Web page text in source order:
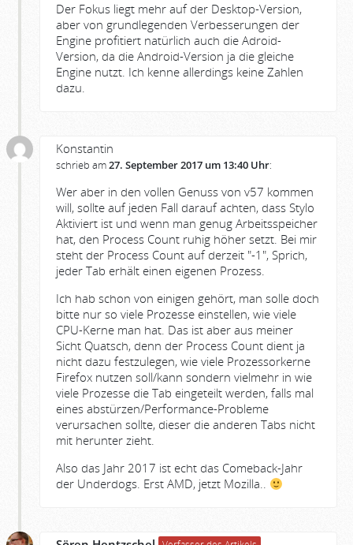
Der Fokus liegt mehr auf der Desktop-Version,
aber von grundlegenden Verbesserungen der
Engine profitiert natürlich auch die Adroid-
Version, da die Android-Version ja die gleiche
Engine nutzt. Ich kenne allerdings keine Zahlen
dazu.
Konstantin
schrieb am27. September 2017 um 13:40 Uhr:
Wer aber in den vollen Genuss von v57 kommen
will, sollte auf jeden Fall darauf achten, dass Stylo
Aktiviert ist und wenn man genug Arbeitsspeicher
hat, den Process Count ruhig höher setzt. Bei mir
steht der Process Count auf derzeit "-1", Sprich,
jeder Tab erhält einen eigenen Prozess.
Ich hab schon von einigen gehört, man solle doch
bitte nur so viele Prozesse einstellen, wie viele
CPU-Kerne man hat. Das ist aber aus meiner
Sicht Quatsch, denn der Process Count dient ja
nicht dazu festzulegen, wie viele Prozessorkerne
Firefox nutzen soll/kann sondern vielmehr in wie
viele Prozesse die Tab eingeteilt werden, falls mal
eines abstürzen/Performance-Probleme
verursachen sollte, dieser die anderen Tabs nicht
mit herunter zieht.
Also das Jahr 2017 ist echt das Comeback-Jahr
der Underdogs. Erst AMD, jetzt Mozilla..